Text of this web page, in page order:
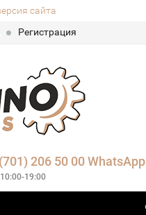
сайта
Регистрация
206 50 00 WhatsApp
19:00